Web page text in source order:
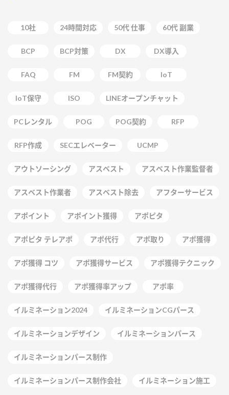
10社 24時間対応 50代 仕事 60代 副業
BCP BCP対策 DX DX導入
FAQ FM FM契約 IoT
IoT保守 ISO LINEオープンチャット
PCレンタル POG POG契約 RFP
RFP作成 SECエレベーター UCMP
アウトソーシング アスベスト アスベスト作業監督者
アスベスト作業者 アスベスト除去 アフターサービス
アポイント アポイント獲得 アポピタ
アポピタ テレアポ アポ代行 アポ取り アポ獲得
アポ獲得 コツ アポ獲得サービス アポ獲得テクニック
アポ獲得代行 アポ獲得率アップ アポ率
イルミネーション2024 イルミネーションCGパース
イルミネーションデザイン イルミネーションパース
イルミネーションパース制作
イルミネーションパース制作会社 イルミネーション施工